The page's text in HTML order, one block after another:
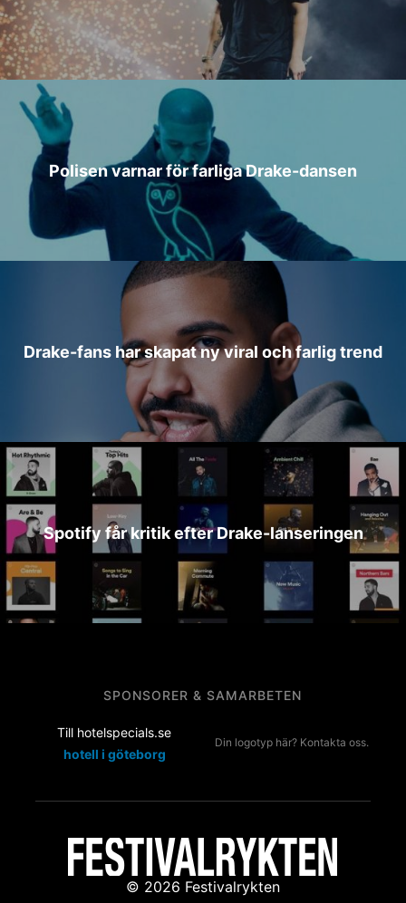
Polisen varnar för farliga Drake-dansen
Drake-fans har skapat ny viral och farlig trend
Spotify får kritik efter Drake-lanseringen
SPONSORER & SAMARBETEN
Till hotelspecials.se
hotell i göteborg
Din logotyp här? Kontakta oss.
© 2026 Festivalrykten